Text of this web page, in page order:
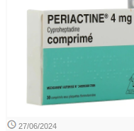
27/06/2024